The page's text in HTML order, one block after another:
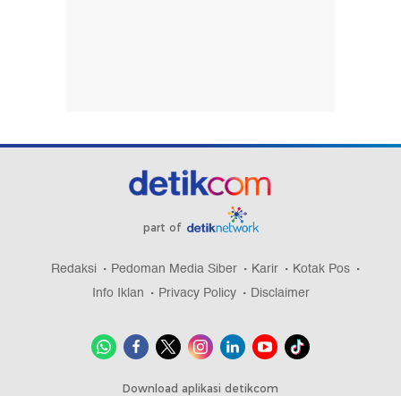
part of
Redaksi Pedoman Media Siber Karir
Kotak Pos
Info Iklan
Privacy Policy Disclaimer
Download aplikasi detikcom